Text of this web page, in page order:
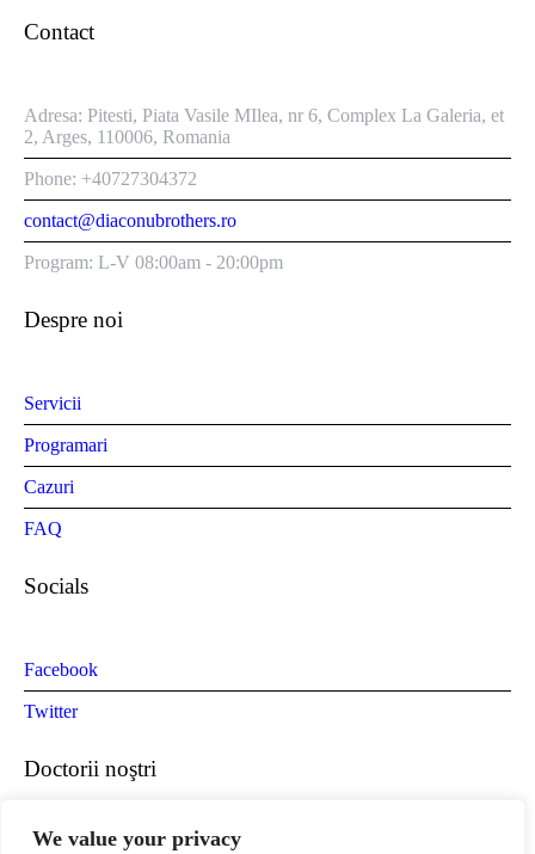
We value your privacy
Contact
Adresa: Pitesti, Piata Vasile MIlea, nr 6, Complex La Galeria, et
2, Arges, 110006, Romania
Phone: +40727304372
contact@diaconubrothers.ro
Program: L-V 08:00am - 20:00pm
Despre noi
Servicii
Programari
Cazuri
FAQ
Socials
Facebook
Twitter
Doctorii noştri